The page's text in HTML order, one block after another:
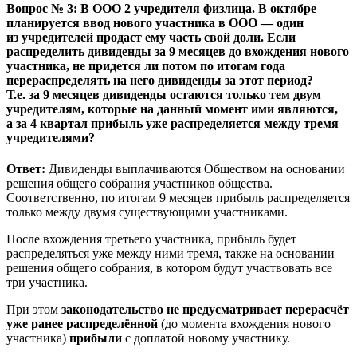
Вопрос № 3: В ООО 2 учредителя физлица. В октябре
планируется ввод нового участника в ООО — один
из учредителей продаст ему часть свой доли. Если
распределить дивиденды за 9 месяцев до вхождения нового
участника, не придется ли потом по итогам года
перераспределять на него дивиденды за этот период?
Т.е. за 9 месяцев дивиденды остаются только тем двум
учредителям, которые на данный момент ими являются,
а за 4 квартал прибыль уже распределяется между тремя
учредителями?
Ответ: Дивиденды выплачиваются Обществом на основании
решения общего собрания участников общества.
Соответственно, по итогам 9 месяцев прибыль распределяется
только между двумя существующими участниками.
После вхождения третьего участника, прибыль будет
распределяться уже между ними тремя, также на основании
решения общего собрания, в котором будут участвовать все
три участника.
При этом законодательство не предусматривает перерасчёт
уже ранее распределённой (до момента вхождения нового
участника) прибыли с доплатой новому участнику.